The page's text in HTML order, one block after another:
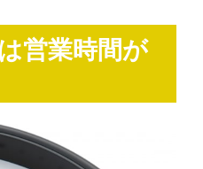
営業時間が